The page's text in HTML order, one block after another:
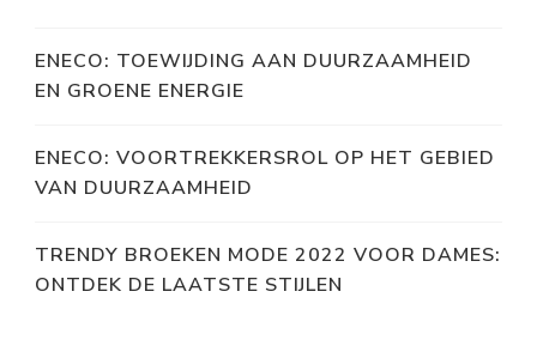
ENECO: TOEWIJDING AAN DUURZAAMHEID
EN GROENE ENERGIE
ENECO: VOORTREKKERSROL OP HET GEBIED
VAN DUURZAAMHEID
TRENDY BROEKEN MODE 2022 VOOR DAMES:
ONTDEK DE LAATSTE STIJLEN